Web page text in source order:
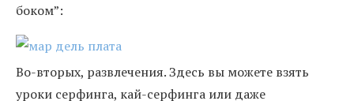
боком”:
Во-вторых, развлечения. Здесь вы можете взять
уроки серфинга, кай-серфинга или даже